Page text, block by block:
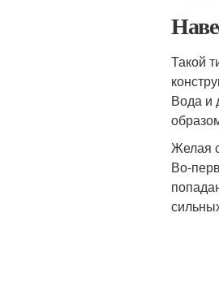
Такой
Вода и
Желая
Во-